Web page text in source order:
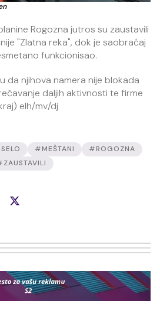
Rogozna jutros su zaustavili
"Zlatna reka", dok je saobraćaj
funkcionisao.
da njihova namera nije blokada
daljih aktivnosti te firme
elh/mv/dj
#MEŠTANI
#ROGOZNA